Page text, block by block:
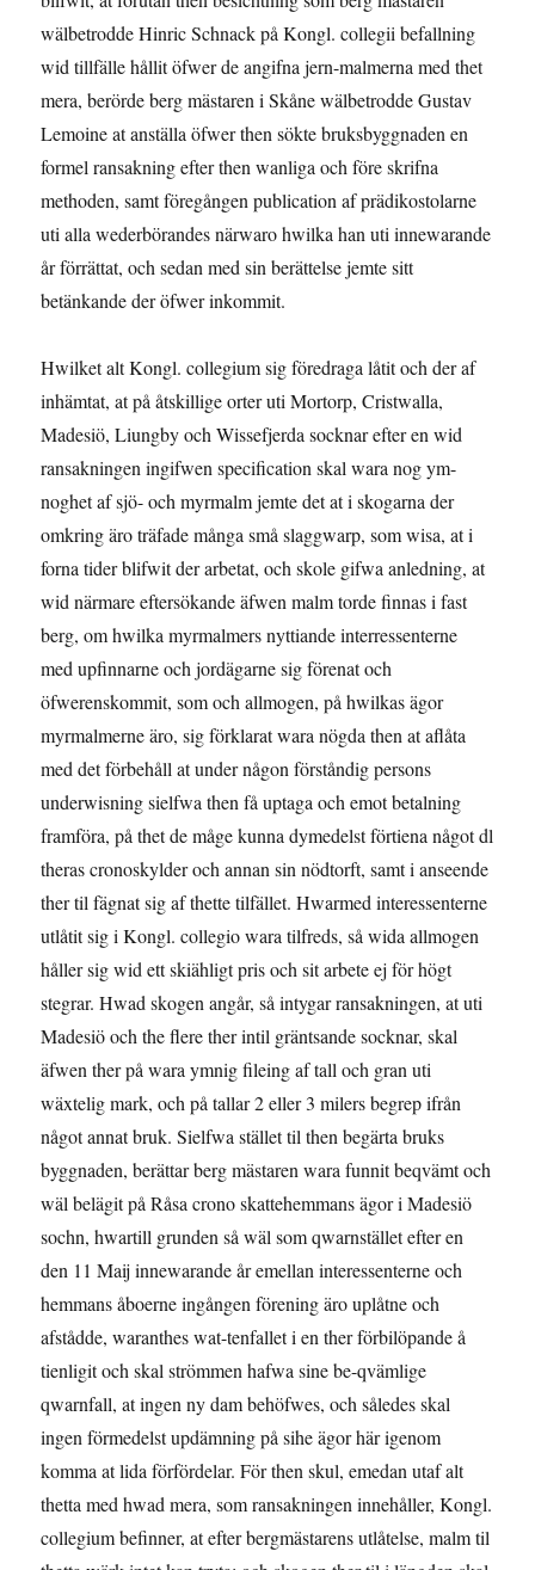
wälbetrodde Hinric Schnack på Kongl. collegii befallning
wid tillfälle hållit öfwer de angifna jern-malmerna med thet
mera, berörde berg mästaren i Skåne wälbetrodde Gustav
Lemoine at anställa öfwer then sökte bruksbyggnaden en
formel ransakning efter then wanliga och före skrifna
methoden, samt föregången publication af prädikostolarne
uti alla wederbörandes närwaro hwilka han uti innewarande
år förrättat, och sedan med sin berättelse jemte sitt
betänkande der öfwer inkommit.
Hwilket alt Kongl. collegium sig föredraga låtit och der af
inhämtat, at på åtskillige orter uti Mortorp, Cristwalla,
Madesiö, Liungby och Wissefjerda socknar efter en wid
ransakningen ingifwen specification skal wara nog ym-
noghet af sjö- och myrmalm jemte det at i skogarna der
omkring äro träfade många små slaggwarp, som wisa, at i
forna tider blifwit der arbetat, och skole gifwa anledning, at
wid närmare eftersökande äfwen malm torde finnas i fast
berg, om hwilka myrmalmers nyttiande interressenterne
med upfinnarne och jordägarne sig förenat och
öfwerenskommit, som och allmogen, på hwilkas ägor
myrmalmerne äro, sig förklarat wara nögda then at aflåta
med det för­behåll at under någon förståndig persons
underwisning sielfwa then få uptaga och emot betalning
framföra, på thet de måge kunna dymedelst förtiena något dl
theras cronoskylder och annan sin nödtorft, samt i anseende
ther til fägnat sig af thette tilfället. Hwarmed interessenterne
utlåtit sig i Kongl. collegio wara tilfreds, så wida allmogen
håller sig wid ett skiähligt pris och sit arbete ej för högt
stegrar. Hwad skogen angår, så intygar ransakningen, at uti
Madesiö och the flere ther intil gräntsande socknar, skal
äfwen ther på wara ymnig fileing af tall och gran uti
wäxtelig mark, och på tallar 2 eller 3 milers begrep ifrån
något annat bruk. Sielfwa stället til then begärta bruks
byggnaden, berättar berg mästaren wara funnit beqvämt och
wäl belägit på Råsa crono skattehemmans ägor i Madesiö
sochn, hwartill grunden så wäl som qwarnstället efter en
den 11 Maij innewarande år emellan interessenterne och
hemmans åboerne ingången förening äro uplåtne och
afstådde, waranthes wat-tenfallet i en ther förbilöpande å
tienligit och skal strömmen hafwa sine be-qvämlige
qwarnfall, at ingen ny dam behöfwes, och således skal
ingen för­medelst updämning på sihe ägor här igenom
komma at lida förfördelar. För then skul, emedan utaf alt
thetta med hwad mera, som ransakningen inne­håller, Kongl.
collegium befinner, at efter bergmästarens utlåtelse, malm til